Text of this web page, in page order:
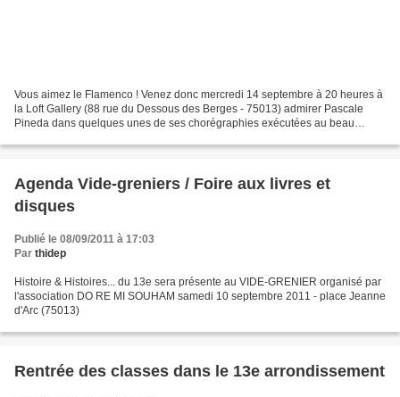
Vous aimez le Flamenco ! Venez donc mercredi 14 septembre à 20 heures à
la Loft Gallery (88 rue du Dessous des Berges - 75013) admirer Pascale
Pineda dans quelques unes de ses chorégraphies exécutées au beau
Agenda Vide-greniers / Foire aux livres et
disques
Publié le 08/09/2011 à 17:03
Par thidep
Histoire & Histoires... du 13e sera présente au VIDE-GRENIER organisé par
l'association DO RE MI SOUHAM samedi 10 septembre 2011 - place Jeanne
d'Arc (75013)
Rentrée des classes dans le 13e arrondissement